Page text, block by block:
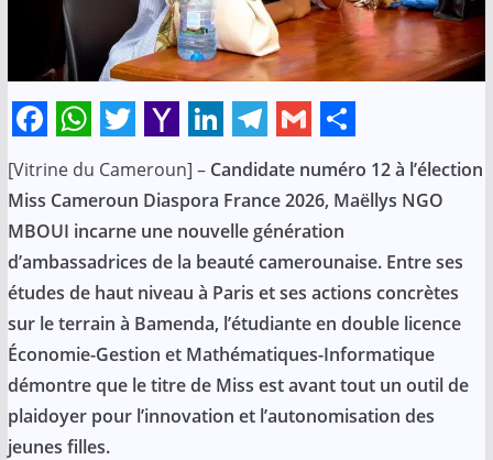
F
a
c
e
b
o
o
k
W
h
a
t
s
A
p
p
T
w
i
t
t
e
r
Y
a
h
o
o
M
a
i
l
L
i
n
k
e
d
I
n
T
e
l
e
g
r
a
m
G
m
a
i
l
S
h
a
r
e
[Vitrine du Cameroun] – Candidate numéro 12 à l’élection
Miss Cameroun Diaspora France 2026, Maëllys NGO
MBOUI incarne une nouvelle génération
d’ambassadrices de la beauté camerounaise. Entre ses
études de haut niveau à Paris et ses actions concrètes
sur le terrain à Bamenda, l’étudiante en double licence
Économie-Gestion et Mathématiques-Informatique
démontre que le titre de Miss est avant tout un outil de
plaidoyer pour l’innovation et l’autonomisation des
jeunes filles.